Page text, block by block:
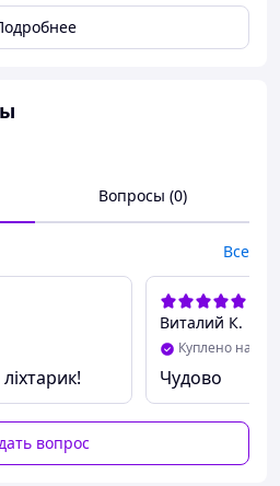
денежных купюр при
благодаря
Вопросы (0)
Все
Виталий К.
Куплено на
Чудово
вопрос